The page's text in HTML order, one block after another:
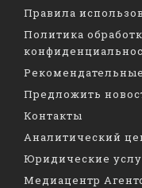
Правила
Политика
Предложить
Контакты
Аналитический
Юридические
Медиацентр